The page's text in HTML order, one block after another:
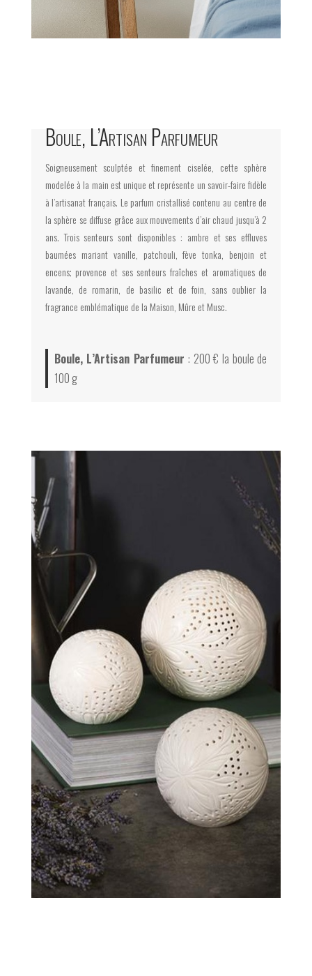
Boule, L’Artisan Parfumeur
Soigneusement sculptée et finement ciselée, cette sphère
modelée à la main est unique et représente un savoir-faire fidèle
à l’artisanat français. Le parfum cristallisé contenu au centre de
la sphère se diffuse grâce aux mouvements d’air chaud jusqu’à 2
ans. Trois senteurs sont disponibles : ambre et ses effluves
baumées mariant vanille, patchouli, fève tonka, benjoin et
encens; provence et ses senteurs fraîches et aromatiques de
lavande, de romarin, de basilic et de foin, sans oublier la
fragrance emblématique de la Maison, Mûre et Musc.
Boule, L’Artisan Parfumeur : 200 € la boule de
100 g